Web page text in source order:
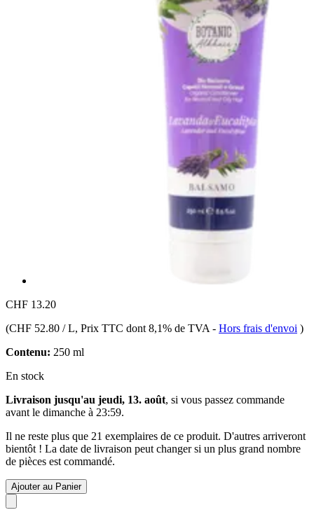
CHF 13.20
(CHF 52.80 / L, Prix TTC dont 8,1% de TVA - Hors frais d'envoi )
Contenu: 250 ml
En stock
Livraison jusqu'au jeudi, 13. août, si vous passez commande
avant le dimanche à 23:59.
Il ne reste plus que 21 exemplaires de ce produit. D'autres arriveront
bientôt ! La date de livraison peut changer si un plus grand nombre
de pièces est commandé.
Ajouter au Panier